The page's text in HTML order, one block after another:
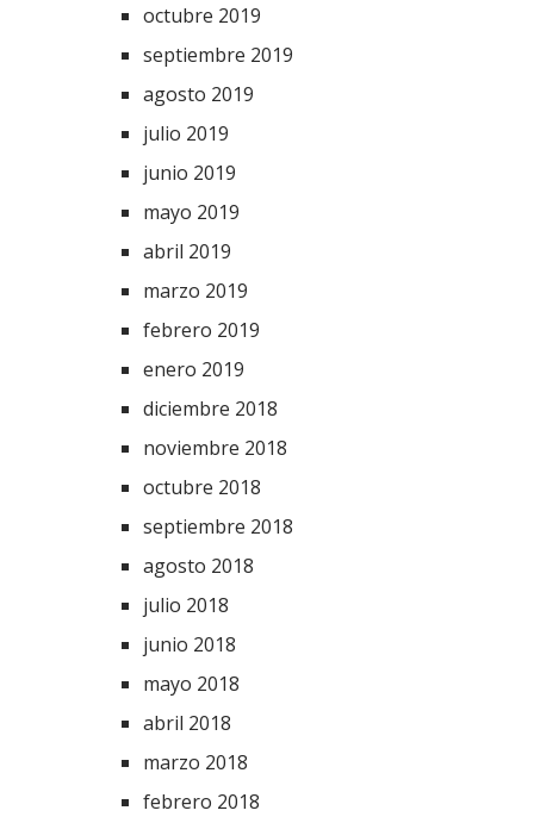
octubre 2019
septiembre 2019
agosto 2019
julio 2019
junio 2019
mayo 2019
abril 2019
marzo 2019
febrero 2019
enero 2019
diciembre 2018
noviembre 2018
octubre 2018
septiembre 2018
agosto 2018
julio 2018
junio 2018
mayo 2018
abril 2018
marzo 2018
febrero 2018